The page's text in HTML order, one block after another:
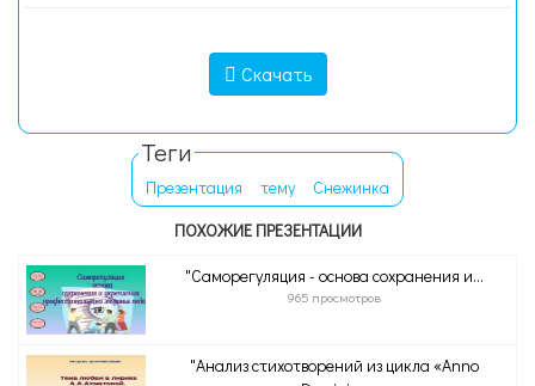
Скачать
Теги
Презентация тему
Снежинка
ПОХОЖИЕ ПРЕЗЕНТАЦИИ
"Саморегуляция - основа сохранения и...
965 просмотров
"Анализ стихотворений из цикла «Anno